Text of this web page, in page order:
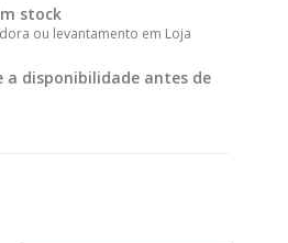
stock
ou levantamento em Loja
a disponibilidade antes de